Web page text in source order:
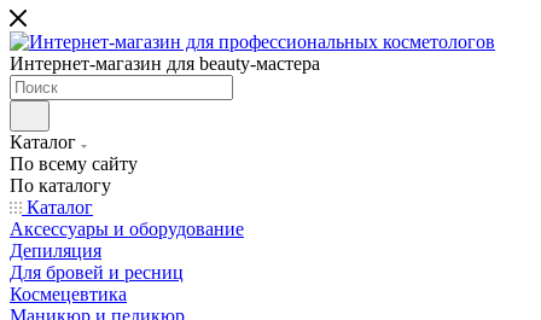
Интернет-магазин для beauty-мастера
Каталог
По всему сайту
По каталогу
Каталог
Аксессуары и оборудование
Депиляция
Для бровей и ресниц
Космецевтика
Маникюр и педикюр